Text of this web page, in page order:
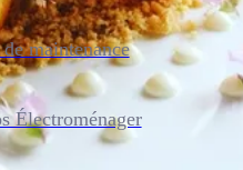
maintenance
Électroménager